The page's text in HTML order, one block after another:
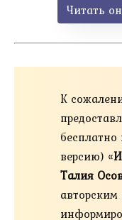
Читать
К
версию) «
Талия